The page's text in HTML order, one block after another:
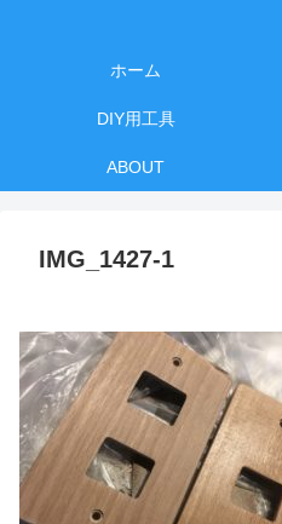
ホーム
DIY用工具
ABOUT
IMG_1427-1